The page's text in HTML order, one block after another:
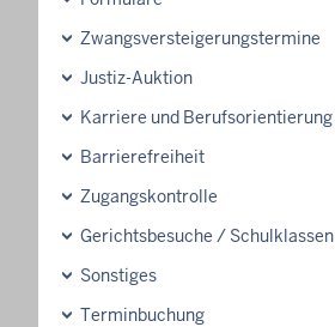
Zwangsversteigerungs­termine
Justiz-Auktion
Karriere und Berufsorientierung
Barrierefreiheit
Zugangskontrolle
Gerichtsbesuche / Schulklassen
Sonstiges
Terminbuchung